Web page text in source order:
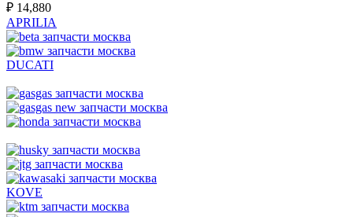
₽ 14,880
APRILIA
DUCATI
KOVE